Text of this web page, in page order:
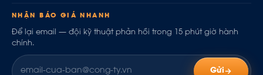
NHẬN BÁO GIÁ NHANH
Để lại email — đội kỹ thuật phản hồi trong 15 phút giờ hành
chính.
Gửi